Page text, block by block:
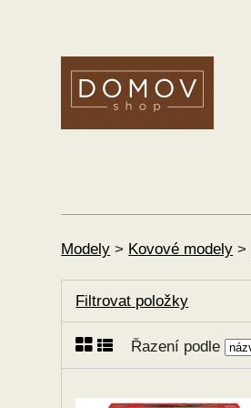
Modely > Kovové modely >
Filtrovat položky
Řazení podle